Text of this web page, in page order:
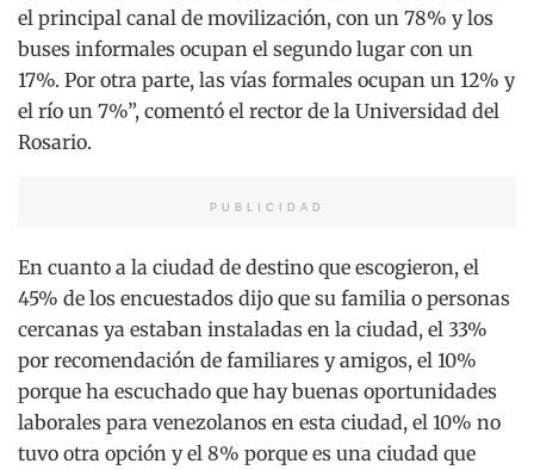
el principal canal de movilización, con un 78% y los
buses informales ocupan el segundo lugar con un
17%. Por otra parte, las vías formales ocupan un 12% y
el río un 7%”, comentó el rector de la Universidad del
Rosario.
PUBLICIDAD
En cuanto a la ciudad de destino que escogieron, el
45% de los encuestados dijo que su familia o personas
cercanas ya estaban instaladas en la ciudad, el 33%
por recomendación de familiares y amigos, el 10%
porque ha escuchado que hay buenas oportunidades
laborales para venezolanos en esta ciudad, el 10% no
tuvo otra opción y el 8% porque es una ciudad que